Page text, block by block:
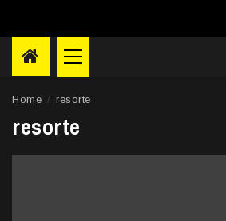
Primary
Menu
Home resorte
resorte